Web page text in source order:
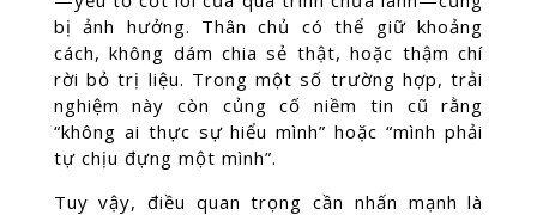
bị ảnh hưởng. Thân chủ có thể giữ khoảng
cách, không dám chia sẻ thật, hoặc thậm chí
rời bỏ trị liệu. Trong một số trường hợp, trải
nghiệm này còn củng cố niềm tin cũ rằng
“không ai thực sự hiểu mình” hoặc “mình phải
tự chịu đựng một mình”.
Tuy vậy, điều quan trọng cần nhấn mạnh là